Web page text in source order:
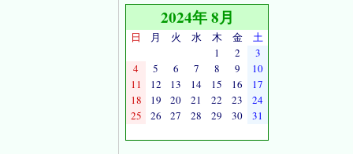
2024年 8月
日 月 火 水 木 金
土
1
2
3
4
5 6 7 8 9
10
11
12 13 14 15 16
17
18
19 20 21 22 23
24
25
26 27 28 29 30 31